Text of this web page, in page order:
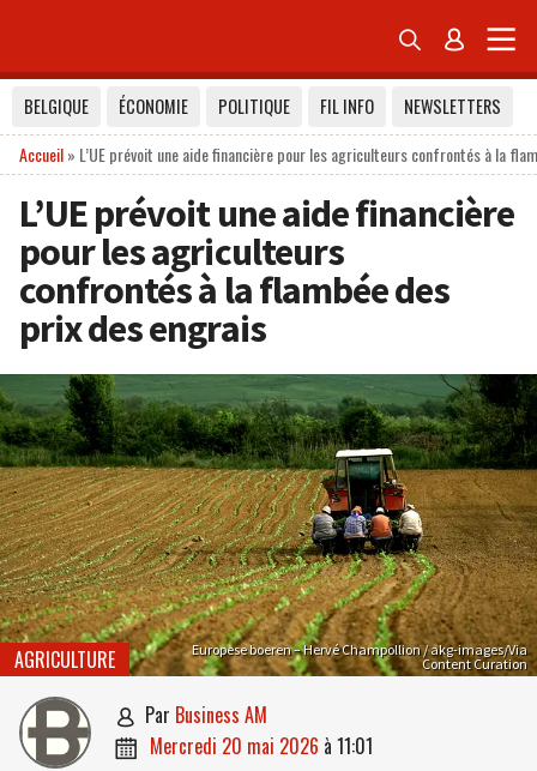
 
BELGIQUE ÉCONOMIE POLITIQUE FIL INFO
NEWSLETTERS
Accueil» L’UE prévoit une aide financière pour les agriculteurs confrontés à la
L’UE prévoit une aide financière
pour les agriculteurs
confrontés à la flambée des
prix des engrais
Europese boeren – Hervé Champollion / akg-images/Via
Content Curation
AGRICULTURE
 par Business AM
 mercredi 20 mai 2026 à 11:01